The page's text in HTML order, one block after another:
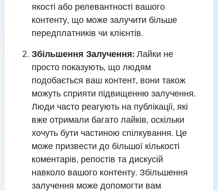
якості або релевантності вашого
контенту, що може залучити більше
передплатників чи клієнтів.
Збільшення Залучення: Лайки не
просто показують, що людям
подобається ваш контент, вони також
можуть сприяти підвищенню залучення.
Люди часто реагують на публікації, які
вже отримали багато лайків, оскільки
хочуть бути частиною спілкування. Це
може призвести до більшої кількості
коментарів, репостів та дискусій
навколо вашого контенту. Збільшення
залучення може допомогти вам